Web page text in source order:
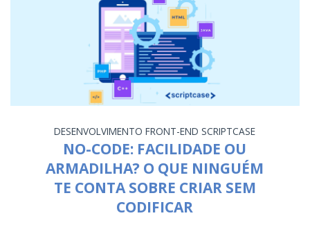
DESENVOLVIMENTO FRONT-END SCRIPTCASE
NO-CODE: FACILIDADE OU
ARMADILHA? O QUE NINGUÉM
TE CONTA SOBRE CRIAR SEM
CODIFICAR